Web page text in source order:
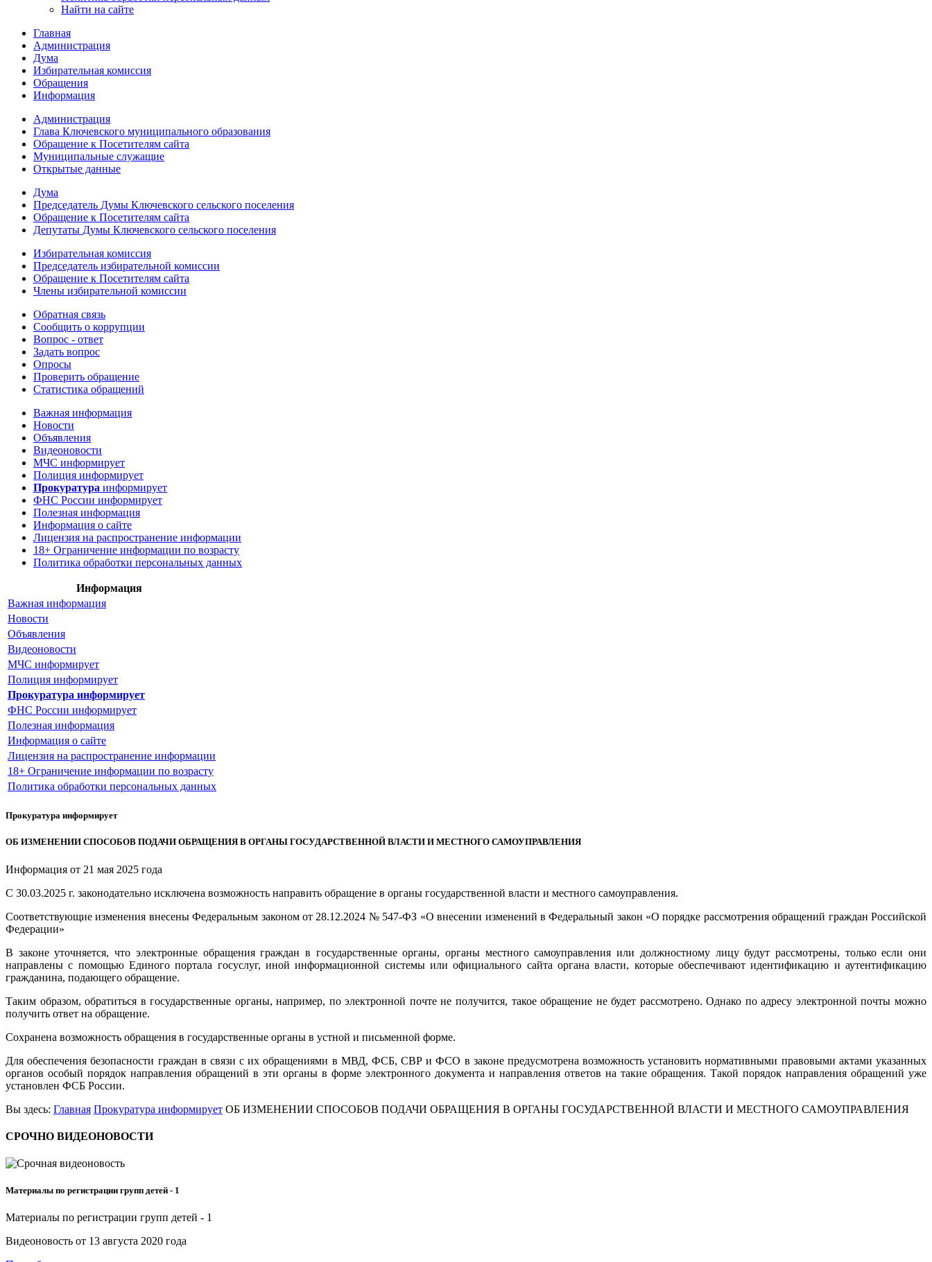
Найти на сайте
Главная
Администрация
Дума
Избирательная комиссия
Обращения
Информация
Администрация
Глава Ключевского муниципального образования
Обращение к Посетителям сайта
Муниципальные служащие
Открытые данные
Дума
Председатель Думы Ключевского сельского поселения
Обращение к Посетителям сайта
Депутаты Думы Ключевского сельского поселения
Избирательная комиссия
Председатель избирательной комиссии
Обращение к Посетителям сайта
Члены избирательной комиссии
Обратная связь
Сообщить о коррупции
Вопрос - ответ
Задать вопрос
Опросы
Проверить обращение
Статистика обращений
Важная информация
Новости
Объявления
Видеоновости
МЧС информирует
Полиция информирует
Прокуратура информирует
ФНС России информирует
Полезная информация
Информация о сайте
Лицензия на распространение информации
18+ Ограничение информации по возрасту
Политика обработки персональных данных
Информация
Важная информация
Новости
Объявления
Видеоновости
МЧС информирует
Полиция информирует
Прокуратура информирует
ФНС России информирует
Полезная информация
Информация о сайте
Лицензия на распространение информации
18+ Ограничение информации по возрасту
Политика обработки персональных данных
Прокуратура информирует
ОБ ИЗМЕНЕНИИ СПОСОБОВ ПОДАЧИ ОБРАЩЕНИЯ В ОРГАНЫ ГОСУДАРСТВЕННОЙ ВЛАСТИ И МЕСТНОГО САМОУПРАВЛЕНИЯ
Информация от 21 мая 2025 года
С 30.03.2025 г. законодательно исключена возможность направить обращение в органы государственной власти и местного самоуправления.
Соответствующие изменения внесены Федеральным законом от 28.12.2024 № 547-ФЗ «О внесении изменений в Федеральный закон «О порядке рассмотрения обращений граждан Российской
Федерации»
В законе уточняется, что электронные обращения граждан в государственные органы, органы местного самоуправления или должностному лицу будут рассмотрены, только если они
направлены с помощью Единого портала госуслуг, иной информационной системы или официального сайта органа власти, которые обеспечивают идентификацию и аутентификацию
гражданина, подающего обращение.
Таким образом, обратиться в государственные органы, например, по электронной почте не получится, такое обращение не будет рассмотрено. Однако по адресу электронной почты можно
получить ответ на обращение.
Сохранена возможность обращения в государственные органы в устной и письменной форме.
Для обеспечения безопасности граждан в связи с их обращениями в МВД, ФСБ, СВР и ФСО в законе предусмотрена возможность установить нормативными правовыми актами указанных
органов особый порядок направления обращений в эти органы в форме электронного документа и направления ответов на такие обращения. Такой порядок направления обращений уже
установлен ФСБ России.
Вы здесь: Главная Прокуратура информирует ОБ ИЗМЕНЕНИИ СПОСОБОВ ПОДАЧИ ОБРАЩЕНИЯ В ОРГАНЫ ГОСУДАРСТВЕННОЙ ВЛАСТИ И МЕСТНОГО САМОУПРАВЛЕНИЯ
СРОЧНО ВИДЕОНОВОСТИ
Материалы по регистрации групп детей - 1
Материалы по регистрации групп детей - 1
Видеоновость от 13 августа 2020 года